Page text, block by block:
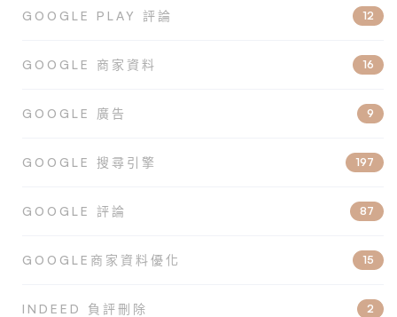
GOOGLE PLAY 評論 12
GOOGLE 商家資料 16
GOOGLE 廣告 9
GOOGLE 搜尋引擎 197
GOOGLE 評論 87
GOOGLE商家資料優化 15
INDEED 負評刪除 2